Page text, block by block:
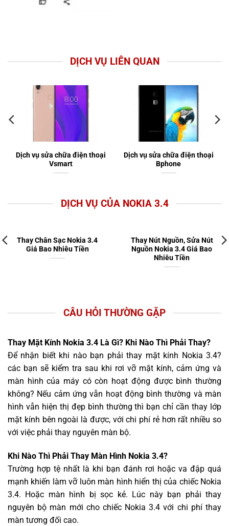
DỊCH VỤ LIÊN QUAN
Dịch vụ sửa chữa điện thoại
Vsmart
Dịch vụ sửa chữa điện thoại
Bphone
DỊCH VỤ CỦA NOKIA 3.4
Thay Chân Sạc Nokia 3.4
Giá Bao Nhiêu Tiền
Thay Nút Nguồn, Sửa Nút
Nguồn Nokia 3.4 Giá Bao
Nhiêu Tiền
CÂU HỎI THƯỜNG GẶP
Thay Mặt Kính Nokia 3.4 Là Gì? Khi Nào Thì Phải Thay?
Để nhận biết khi nào bạn phải thay mặt kính Nokia 3.4?
các bạn sẽ kiểm tra sau khi rơi vỡ mặt kính, cảm ứng và
màn hình của máy có còn hoạt động được bình thường
không? Nếu cảm ứng vẫn hoạt động bình thường và màn
hình vẫn hiện thị đẹp bình thường thì bạn chỉ cần thay lớp
mặt kính bên ngoài là được, với chi phí rẻ hơn rất nhiều so
với việc phải thay nguyên màn bộ.
Khi Nào Thì Phải Thay Màn Hình Nokia 3.4?
Trường hợp tệ nhất là khi bạn đánh rơi hoặc va đập quá
mạnh khiến làm vỡ luôn màn hình hiển thị của chiếc Nokia
3.4. Hoặc màn hình bị sọc kẻ. Lúc này bạn phải thay
nguyên bộ màn mới cho chiếc Nokia 3.4 với chi phí thay
màn tương đối cao.